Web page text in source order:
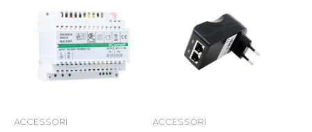
ACCESSORI ACCESSORI